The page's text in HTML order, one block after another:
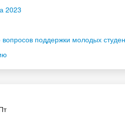
2023
поддержки молодых